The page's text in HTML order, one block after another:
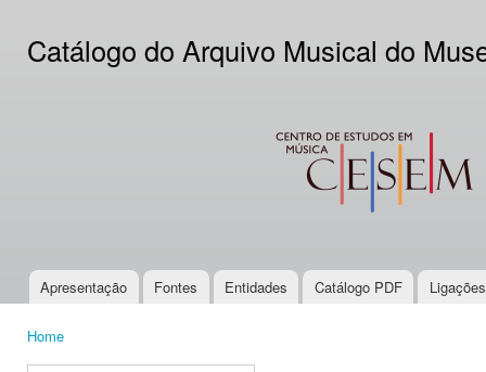
Catálogo do Arquivo Musical do
CESEM
Main menu
Apresentação Fontes Entidades Catálogo PDF
Home